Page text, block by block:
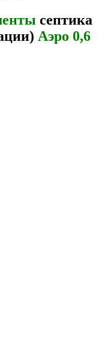
септика
Аэро 0,6